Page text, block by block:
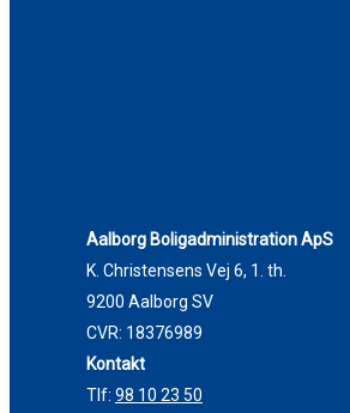
Aalborg Boligadministration ApS
K. Christensens Vej 6, 1. th.
9200 Aalborg SV
CVR: 18376989
Kontakt
Tlf: 98 10 23 50